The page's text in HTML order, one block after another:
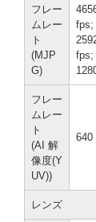
フレー
ムレー
ト
(MJP
G)
fps;
fps;
フレー
ムレー
ト
(AI 解
像度(Y
UV))
640
レンズ